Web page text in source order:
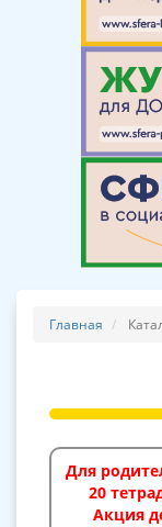
Главная
Для
20
Акция